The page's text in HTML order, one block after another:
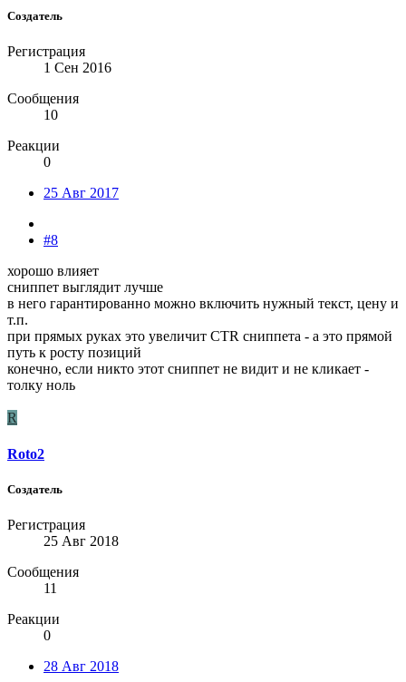
Создатель
Регистрация
1 Сен 2016
Сообщения
10
Реакции
0
25 Авг 2017
#8
хорошо влияет
сниппет выглядит лучше
в него гарантированно можно включить нужный текст, цену и
т.п.
при прямых руках это увеличит CTR сниппета - а это прямой
путь к росту позиций
конечно, если никто этот сниппет не видит и не кликает -
толку ноль
R
Roto2
Создатель
Регистрация
25 Авг 2018
Сообщения
11
Реакции
0
28 Авг 2018